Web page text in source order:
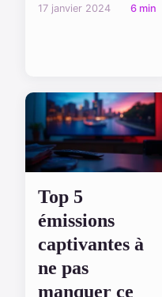
17 janvier 2024 6 min
Top 5
émissions
captivantes à
ne pas
manquer ce